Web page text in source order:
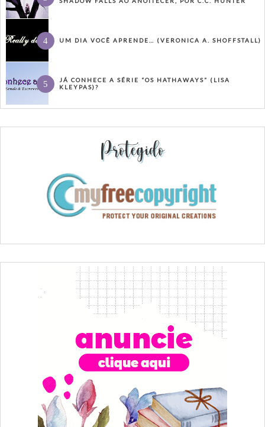
UM DIA VOCÊ APRENDE… (VERONICA A. SHOFFSTALL)
JÁ CONHECE A SÉRIE “OS HATHAWAYS” (LISA
KLEYPAS)?
Protegido